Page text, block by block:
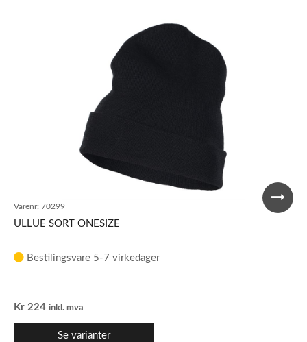
Varenr: 70299
ULLUE SORT ONESIZE
Bestilingsvare 5-7 virkedager
Kr 224 inkl. mva
Se varianter